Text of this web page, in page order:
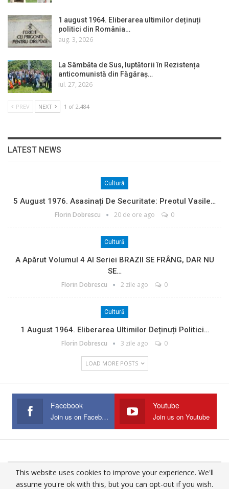
1 august 1964. Eliberarea ultimilor deținuți
politici din România…
aug. 3, 2026
La Sâmbăta de Sus, luptătorii în Rezistența
anticomunistă din Făgăraș…
iul. 27, 2026
PREV NEXT 1 of 2.484
LATEST NEWS
Cultură
5 August 1976. Asasinați De Securitate: Preotul Vasile…
Florin Dobrescu 20 de ore ago 0
Cultură
A Apărut Volumul 4 Al Seriei BRAZII SE FRÂNG, DAR NU
SE…
Florin Dobrescu 2 zile ago 0
Cultură
1 August 1964. Eliberarea Ultimilor Deținuți Politici…
Florin Dobrescu 3 zile ago 0
LOAD MORE POSTS
Facebook
Join us on Facebook
Youtube
Join us on Youtube
© 2025 - All Rights Reserved.
This website uses cookies to improve your experience. We'll
assume you're ok with this, but you can opt-out if you wish.